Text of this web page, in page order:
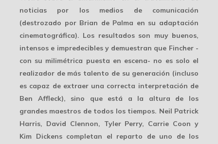
noticias por los medios de comunicación
(destrozado por Brian de Palma en su adaptación
cinematográfica). Los resultados son muy buenos,
intensos e impredecibles y demuestran que Fincher -
con su milimétrica puesta en escena- no es solo el
realizador de más talento de su generación (incluso
es capaz de extraer una correcta interpretación de
Ben Affleck), sino que está a la altura de los
grandes maestros de todos los tiempos. Neil Patrick
Harris, David Clennon, Tyler Perry, Carrie Coon y
Kim Dickens completan el reparto de uno de los